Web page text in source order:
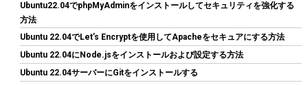
5459790 ) GBP 2.82 (2026-08-06 04:03 GMT +09:00 時点 - 詳細は
こちら)
Ubuntu22.04でphpMyAdminをインストールしてセキュリティを強化する
方法
Ubuntu 22.04でLet’s Encryptを使用してApacheをセキュアにする方法
Ubuntu 22.04にNode.jsをインストールおよび設定する方法
Ubuntu 22.04サーバーにGitをインストールする